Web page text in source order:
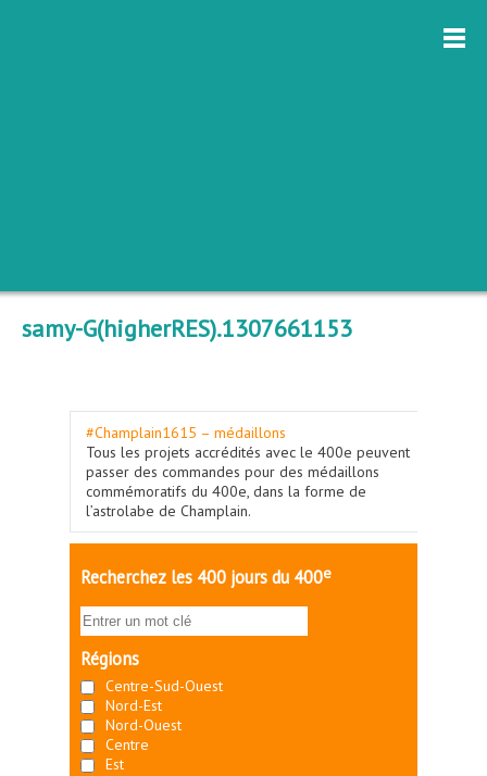
samy-G(higherRES).1307661153
#Champlain1615 – médaillons
Tous les projets accrédités avec le 400e peuvent
passer des commandes pour des médaillons
commémoratifs du 400e, dans la forme de
l’astrolabe de Champlain.
Recherchez les 400 jours du 400e
Régions
Centre-Sud-Ouest
Nord-Est
Nord-Ouest
Centre
Est